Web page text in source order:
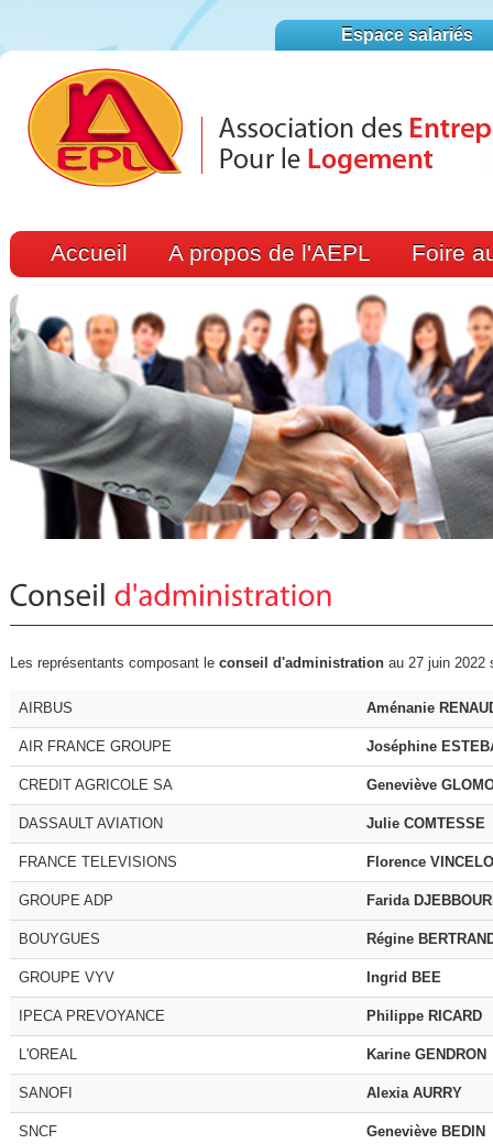
Espace salariés
Accueil A propos de l'AEPL Foire
Les représentants composant le conseil d'administrationau 27 juin 2022
AIRBUS Aménanie
AIR FRANCE GROUPE Joséphine
CREDIT AGRICOLE SA Geneviève
DASSAULT AVIATION Julie COMTESSE
FRANCE TELEVISIONS Florence
GROUPE ADP Farida
BOUYGUES Régine
GROUPE VYV Ingrid BEE
IPECA PREVOYANCE Philippe RICARD
L'OREAL Karine GENDRON
SANOFI Alexia AURRY
SNCF Geneviève BEDIN